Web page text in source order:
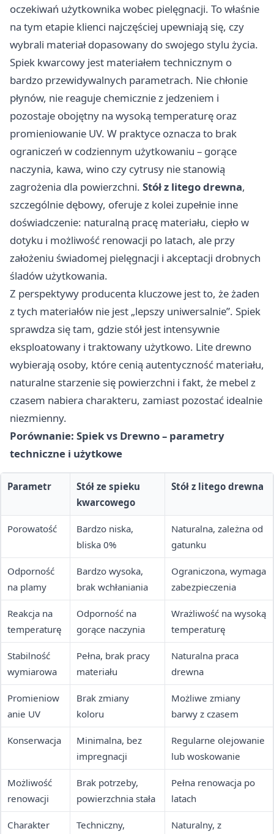
oczekiwań użytkownika wobec pielęgnacji. To właśnie
na tym etapie klienci najczęściej upewniają się, czy
wybrali materiał dopasowany do swojego stylu życia.
Spiek kwarcowy jest materiałem technicznym o
bardzo przewidywalnych parametrach. Nie chłonie
płynów, nie reaguje chemicznie z jedzeniem i
pozostaje obojętny na wysoką temperaturę oraz
promieniowanie UV. W praktyce oznacza to brak
ograniczeń w codziennym użytkowaniu – gorące
naczynia, kawa, wino czy cytrusy nie stanowią
zagrożenia dla powierzchni. Stół z litego drewna,
szczególnie dębowy, oferuje z kolei zupełnie inne
doświadczenie: naturalną pracę materiału, ciepło w
dotyku i możliwość renowacji po latach, ale przy
założeniu świadomej pielęgnacji i akceptacji drobnych
śladów użytkowania.
Z perspektywy producenta kluczowe jest to, że żaden
z tych materiałów nie jest „lepszy uniwersalnie”. Spiek
sprawdza się tam, gdzie stół jest intensywnie
eksploatowany i traktowany użytkowo. Lite drewno
wybierają osoby, które cenią autentyczność materiału,
naturalne starzenie się powierzchni i fakt, że mebel z
czasem nabiera charakteru, zamiast pozostać idealnie
niezmienny.
Porównanie: Spiek vs Drewno – parametry
techniczne i użytkowe
Parametr
Stół ze spieku
kwarcowego
Stół z litego drewna
Porowatość
Bardzo niska,
bliska 0%
Naturalna, zależna od
gatunku
Odporność
na plamy
Bardzo wysoka,
brak wchłaniania
Ograniczona, wymaga
zabezpieczenia
Reakcja na
temperaturę
Odporność na
gorące naczynia
Wrażliwość na wysoką
temperaturę
Stabilność
wymiarowa
Pełna, brak pracy
materiału
Naturalna praca
drewna
Promieniow
anie UV
Brak zmiany
koloru
Możliwe zmiany
barwy z czasem
Konserwacja
Minimalna, bez
impregnacji
Regularne olejowanie
lub woskowanie
Możliwość
renowacji
Brak potrzeby,
powierzchnia stała
Pełna renowacja po
latach
Charakter
Techniczny,
Naturalny, z